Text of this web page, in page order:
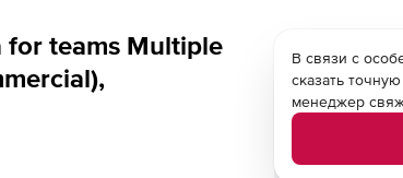
for teams Multiple
В связи с
сказать
менеджер